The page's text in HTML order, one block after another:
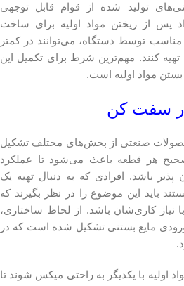
تولید شده از قوام قابل توجهی
پس از ریختن مواد اولیه برای ساخت
مناسب توسط دستگاه، می‌توانند در کمتر
کنند. مهم‌ترین شرط برای تکمیل این
مواد اولیه است.
سفت کن
صنعتی از بخش‌های مختلف تشکیل
هر قطعه باعث می‌شود تا عملکرد
باشد. افرادی که به دنبال تهیه یک
باید این موضوع را در نظر بگیرند که
نیاز کاری‌شان باشد. از لحاظ ساختاری،
مایع بستنی تشکیل شده است که در
اولیه با یکدیگر به راحتی میکس شوند تا